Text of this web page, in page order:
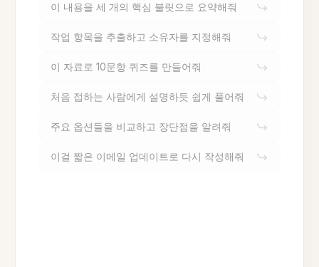
이 내용을 세 개의 핵심 불릿으로 요약해줘
작업 항목을 추출하고 소유자를 지정해줘
이 자료로 10문항 퀴즈를 만들어줘
처음 접하는 사람에게 설명하듯 쉽게 풀어줘
주요 옵션들을 비교하고 장단점을 알려줘
이걸 짧은 이메일 업데이트로 다시 작성해줘